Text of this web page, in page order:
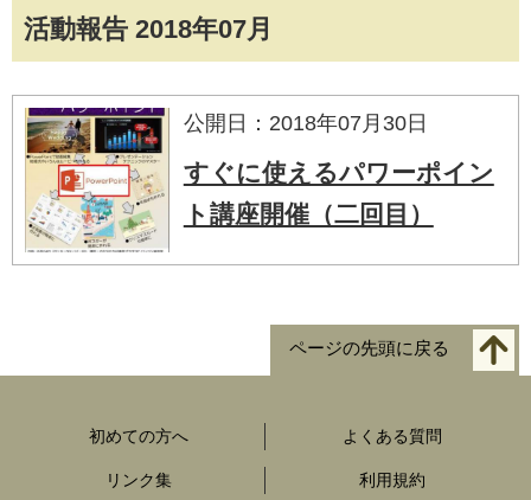
活動報告 2018年07月
公開日：2018年07月30日
すぐに使えるパワーポイン
ト講座開催（二回目）
ページの先頭に戻る
初めての方へ よくある質問
リンク集 利用規約